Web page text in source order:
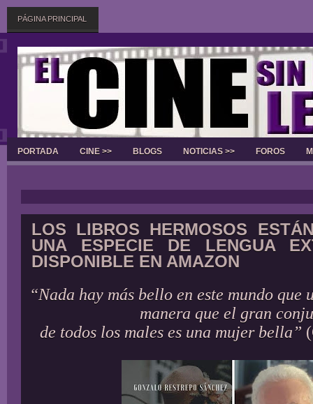
PÁGINA PRINCIPAL
PORTADA CINE >> BLOGS NOTICIAS >> FOROS
LOS LIBROS HERMOSOS
UNA ESPECIE DE LENGUA
DISPONIBLE EN AMAZON
“Nada hay más bello en este mundo que
manera que el gran
de todos los males es una mujer bella”